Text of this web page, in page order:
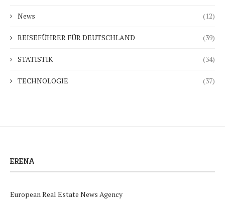
News (12)
REISEFÜHRER FÜR DEUTSCHLAND (39)
STATISTIK (34)
TECHNOLOGIE (37)
ERENA
European Real Estate News Agency